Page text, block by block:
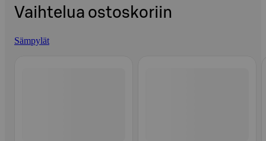
Vaihtelua ostoskoriin
Sämpylät